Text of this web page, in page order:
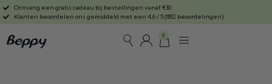
Ontvang een gratis cadeau bij bestellingen vanaf €30
Klanten beoordelen ons gemiddeld met een 4,6 / 5 (882 beoordelingen)
0